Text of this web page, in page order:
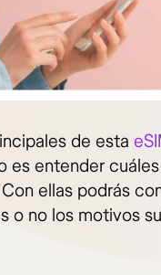
de esta
es entender
ellas podrás
o no los motivos